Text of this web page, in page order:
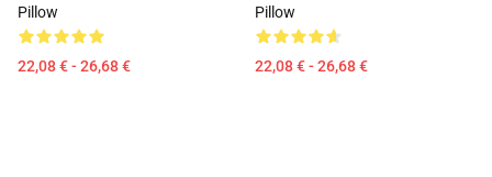
Pillow
22,08 € - 26,68 €
Pillow
22,08 € - 26,68 €